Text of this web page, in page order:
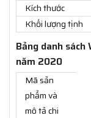
Kích thước
Khối lượng tịnh
Bảng danh sách
năm 2020
Mã sản
phẩm và
mô tả chi